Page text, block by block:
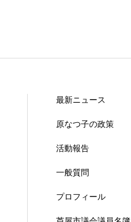
最新ニュース
原なつ子の政策
活動報告
一般質問
プロフィール